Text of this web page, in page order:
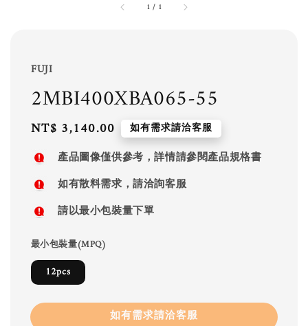
1 / 1
FUJI
2MBI400XBA065-55
Regular
price
NT$ 3,140.00 如有需求請洽客服
產品圖像僅供參考，詳情請參閱產品規格書
如有散料需求，請洽詢客服
請以最小包裝量下單
最小包裝量(MPQ)
12pcs
如有需求請洽客服